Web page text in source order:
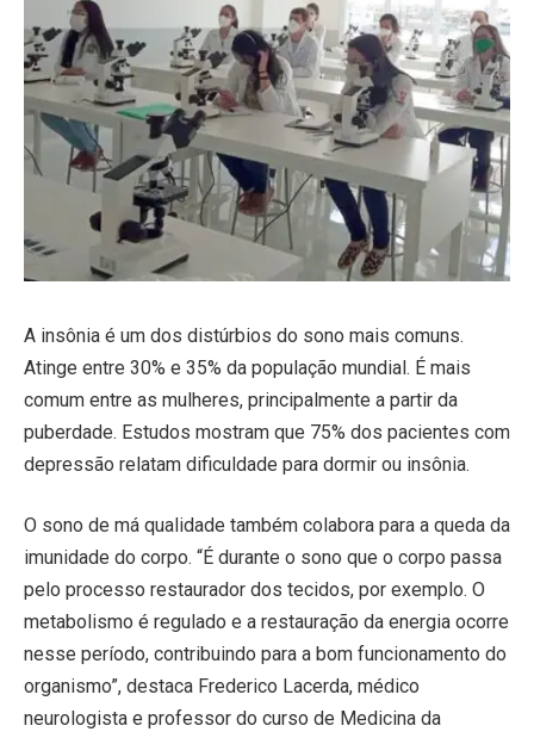
A insônia é um dos distúrbios do sono mais comuns.
Atinge entre 30% e 35% da população mundial. É mais
comum entre as mulheres, principalmente a partir da
puberdade. Estudos mostram que 75% dos pacientes com
depressão relatam dificuldade para dormir ou insônia.
O sono de má qualidade também colabora para a queda da
imunidade do corpo. “É durante o sono que o corpo passa
pelo processo restaurador dos tecidos, por exemplo. O
metabolismo é regulado e a restauração da energia ocorre
nesse período, contribuindo para a bom funcionamento do
organismo”, destaca Frederico Lacerda, médico
neurologista e professor do curso de Medicina da